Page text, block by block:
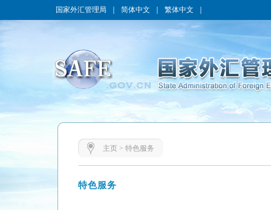
国家外汇管理局 简体中文 繁体中文
主页> 特色服务
特色服务